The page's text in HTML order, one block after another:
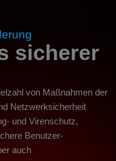
sicherer
von Maßnahmen der
Netzwerksicherheit
und Virenschutz,
Benutzer-
auch